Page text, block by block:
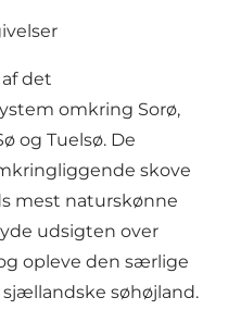
det
omkring Sorø,
og Tuelsø. De
skove
mest naturskønne
udsigten over
opleve den særlige
søhøjland.